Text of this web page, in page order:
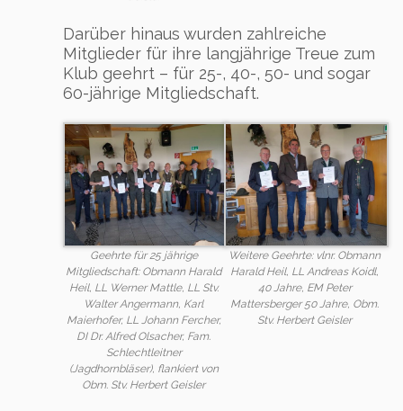
Darüber hinaus wurden zahlreiche
Mitglieder für ihre langjährige Treue zum
Klub geehrt – für 25-, 40-, 50- und sogar
60-jährige Mitgliedschaft.
Geehrte für 25 jährige
Mitgliedschaft: Obmann Harald
Heil, LL Werner Mattle, LL Stv.
Walter Angermann, Karl
Maierhofer, LL Johann Fercher,
DI Dr. Alfred Olsacher, Fam.
Schlechtleitner
(Jagdhornbläser), flankiert von
Obm. Stv. Herbert Geisler
Weitere Geehrte: vlnr. Obmann
Harald Heil, LL Andreas Koidl,
40 Jahre, EM Peter
Mattersberger 50 Jahre, Obm.
Stv. Herbert Geisler